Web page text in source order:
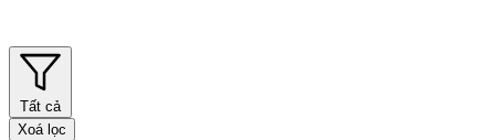
Tất cả
Xoá lọc